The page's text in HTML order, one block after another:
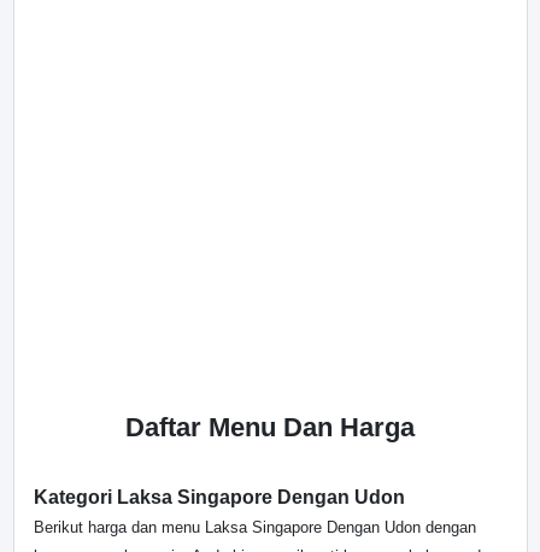
Daftar Menu Dan Harga
Kategori Laksa Singapore Dengan Udon
Berikut harga dan menu Laksa Singapore Dengan Udon dengan